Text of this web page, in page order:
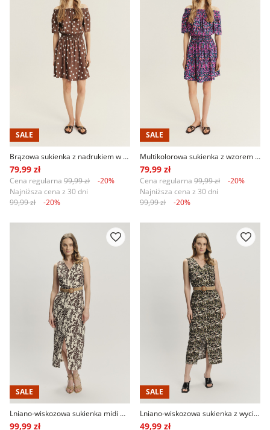
SALE
Brązowa sukienka z nadrukiem w groszki
79,99 zł
Cena regularna 99,99 zł
-20%
Najniższa cena z 30 dni
99,99 zł
-20%
SALE
Multikolorowa sukienka z wzorem etno
79,99 zł
Cena regularna 99,99 zł
-20%
Najniższa cena z 30 dni
99,99 zł
-20%
SALE
Lniano-wiskozowa sukienka midi wzór etno
99,99 zł
SALE
Lniano-wiskozowa sukienka z wycięciem na plecach
49,99 zł